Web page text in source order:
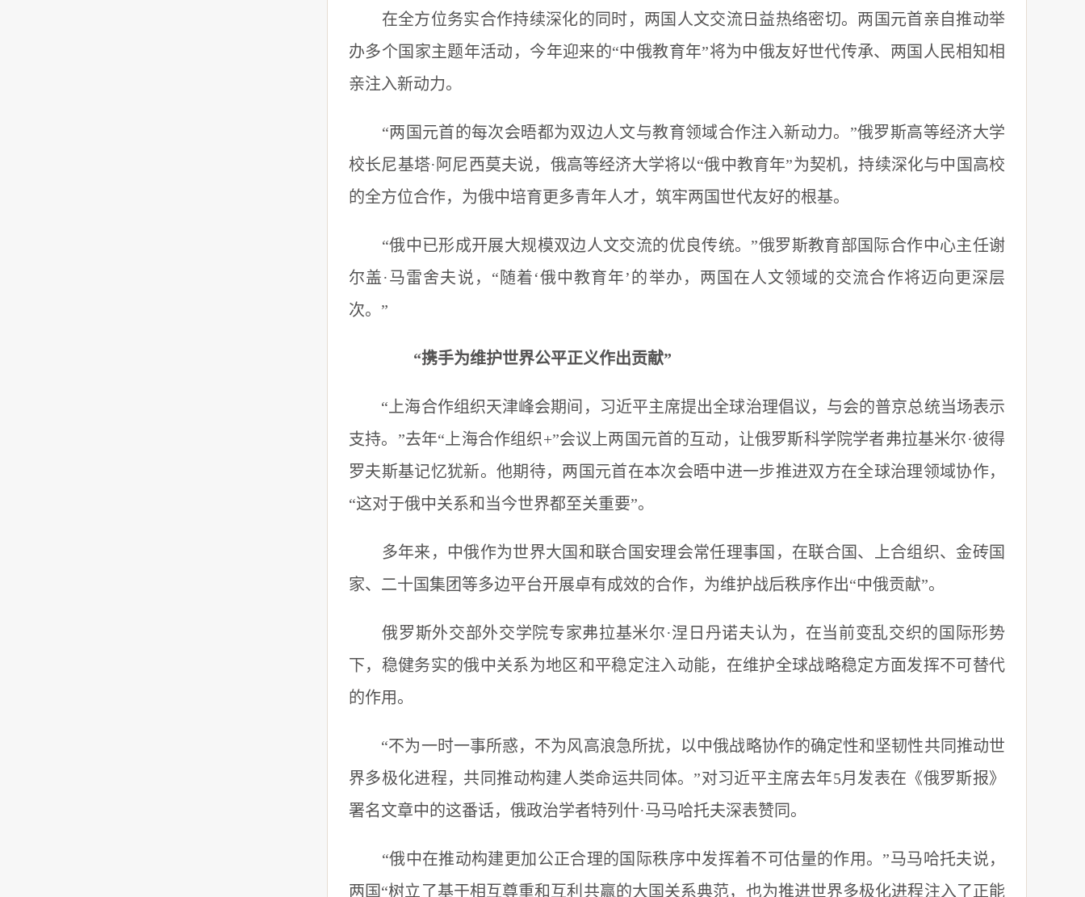
在全方位务实合作持续深化的同时，两国人文交流日益热络密切。两国元首亲自推动举
办多个国家主题年活动，今年迎来的“中俄教育年”将为中俄友好世代传承、两国人民相知相
亲注入新动力。
“两国元首的每次会晤都为双边人文与教育领域合作注入新动力。”俄罗斯高等经济大学
校长尼基塔·阿尼西莫夫说，俄高等经济大学将以“俄中教育年”为契机，持续深化与中国高校
的全方位合作，为俄中培育更多青年人才，筑牢两国世代友好的根基。
“俄中已形成开展大规模双边人文交流的优良传统。”俄罗斯教育部国际合作中心主任谢
尔盖·马雷舍夫说，“随着‘俄中教育年’的举办，两国在人文领域的交流合作将迈向更深层
次。”
“携手为维护世界公平正义作出贡献”
“上海合作组织天津峰会期间，习近平主席提出全球治理倡议，与会的普京总统当场表示
支持。”去年“上海合作组织+”会议上两国元首的互动，让俄罗斯科学院学者弗拉基米尔·彼得
罗夫斯基记忆犹新。他期待，两国元首在本次会晤中进一步推进双方在全球治理领域协作，
“这对于俄中关系和当今世界都至关重要”。
多年来，中俄作为世界大国和联合国安理会常任理事国，在联合国、上合组织、金砖国
家、二十国集团等多边平台开展卓有成效的合作，为维护战后秩序作出“中俄贡献”。
俄罗斯外交部外交学院专家弗拉基米尔·涅日丹诺夫认为，在当前变乱交织的国际形势
下，稳健务实的俄中关系为地区和平稳定注入动能，在维护全球战略稳定方面发挥不可替代
的作用。
“不为一时一事所惑，不为风高浪急所扰，以中俄战略协作的确定性和坚韧性共同推动世
界多极化进程，共同推动构建人类命运共同体。”对习近平主席去年5月发表在《俄罗斯报》
署名文章中的这番话，俄政治学者特列什·马马哈托夫深表赞同。
“俄中在推动构建更加公正合理的国际秩序中发挥着不可估量的作用。”马马哈托夫说，
两国“树立了基于相互尊重和互利共赢的大国关系典范，也为推进世界多极化进程注入了正能